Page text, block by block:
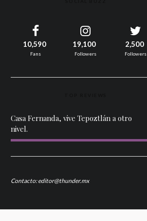
10,590
Fans
19,100
Followers
2,500
Followers
Casa Fernanda, vive Tepoztlán a otro
nivel.
Contacto: editor@thunder.mx